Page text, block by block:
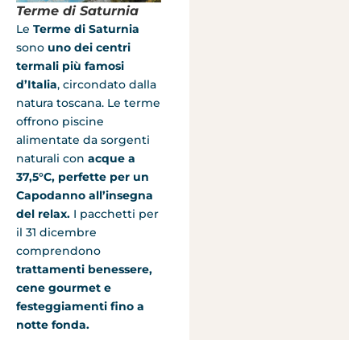
Terme di Saturnia
Le Terme di Saturnia
sono uno dei centri
termali più famosi
d’Italia, circondato dalla
natura toscana. Le terme
offrono piscine
alimentate da sorgenti
naturali con acque a
37,5°C, perfette per un
Capodanno all’insegna
del relax. I pacchetti per
il 31 dicembre
comprendono
trattamenti benessere,
cene gourmet e
festeggiamenti fino a
notte fonda.